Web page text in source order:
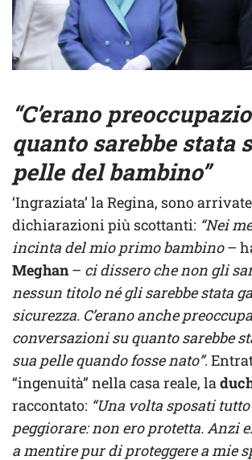
“C’erano
quanto sarebbe stata
pelle del bambino”
‘Ingraziata’ la Regina, sono
dichiarazioni più scottanti: “Nei
incinta del mio primo bambino–
Meghan– ci dissero che non gli
nessun titolo né gli sarebbe stata
sicurezza. C’erano anche
conversazioni su quanto sarebbe
sua pelle quando fosse nato”.
“ingenuità” nella casa reale, la
raccontato: “Una volta sposati
peggiorare: non ero protetta. Anzi
a mentire pur di proteggere a mie